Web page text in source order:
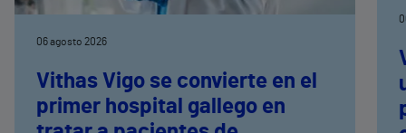
06 agosto 2026
Vithas Vigo se convierte en el
primer hospital gallego en